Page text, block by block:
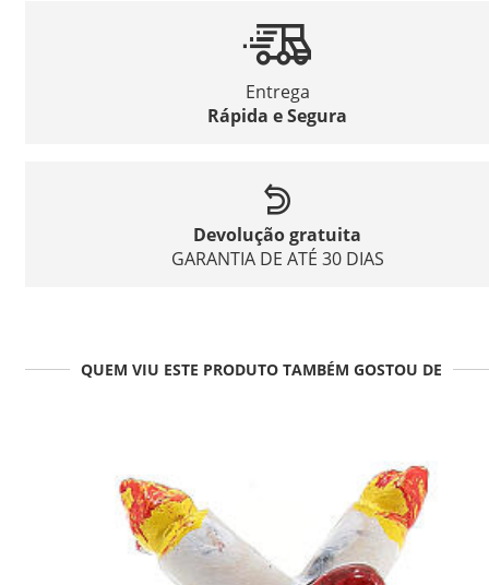
Entrega
Rápida e Segura
Devolução gratuita
GARANTIA DE ATÉ 30 DIAS
QUEM VIU ESTE PRODUTO TAMBÉM GOSTOU DE